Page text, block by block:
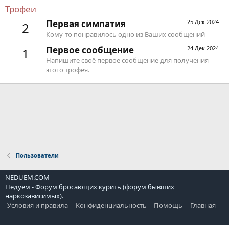
Трофеи
2 25 Дек 2024
Первая симпатия
Кому-то понравилось одно из Ваших сообщений
1 24 Дек 2024
Первое сообщение
Напишите своё первое сообщение для получения
этого трофея.
Пользователи
NEDUEM.COM
Недуем - Форум бросающих курить (форум бывших
наркозависимых).
Условия и правила
Конфиденциальность Помощь Главная